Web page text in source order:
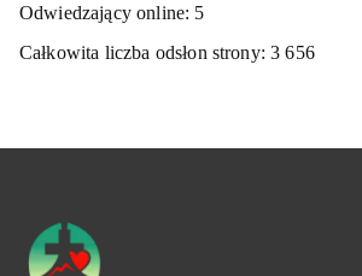
Odwiedzający online: 5
Całkowita liczba odsłon strony:3 656